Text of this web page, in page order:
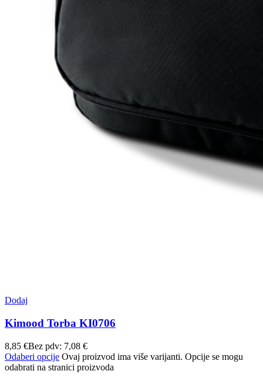
Dodaj
Kimood Torba KI0706
8,85 €Bez pdv: 7,08 €
Odaberi opcije Ovaj proizvod ima više varijanti. Opcije se mogu
odabrati na stranici proizvoda